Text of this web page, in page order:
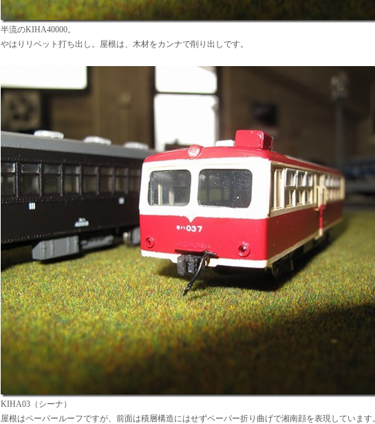
半流のKIHA40000。
やはりリベット打ち出し。屋根は、木材をカンナで削り出しです。
KIHA03（シーナ）
屋根はペーパールーフですが、前面は積層構造にはせずペーパー折り曲げで湘南顔を表現しています